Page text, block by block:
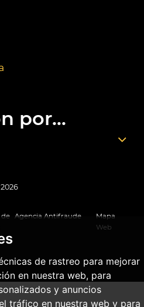
de rastreo para mejorar
en nuestra web, para
y anuncios
tráfico en nuestra web y para
por...
2026
de Agencia Antifraude
Mapa
Web